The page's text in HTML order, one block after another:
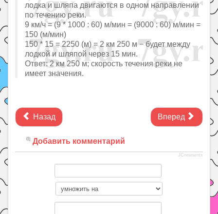
лодка и шляпа двигаются в одном направлении
по течению реки.
9 км/ч = (9 * 1000 : 60) м/мин = (9000 : 60) м/мин =
150 (м/мин)
150 * 15 = 2250 (м) = 2 км 250 м − будет между
лодкой и шляпой через 15 мин.
Ответ: 2 км 250 м; скорость течения реки не
имеет значения.
Назад Вперед
Добавить комментарий
JComments